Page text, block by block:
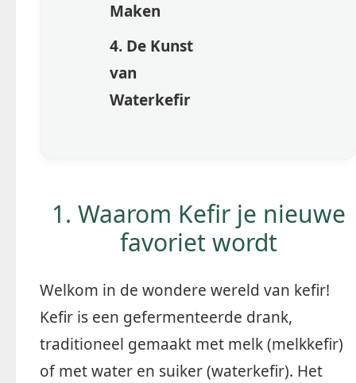
Maken
4. De Kunst
van
Waterkefir
1. Waarom Kefir je nieuwe
favoriet wordt
Welkom in de wondere wereld van kefir!
Kefir is een gefermenteerde drank,
traditioneel gemaakt met melk (melkkefir)
of met water en suiker (waterkefir). Het